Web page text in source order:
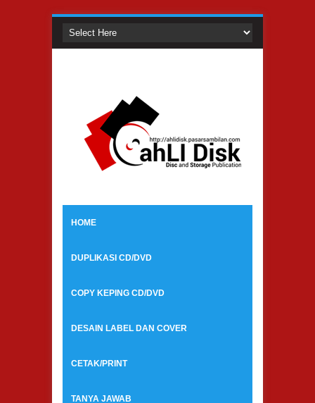
HOME
DUPLIKASI CD/DVD
COPY KEPING CD/DVD
DESAIN LABEL DAN COVER
CETAK/PRINT
TANYA JAWAB